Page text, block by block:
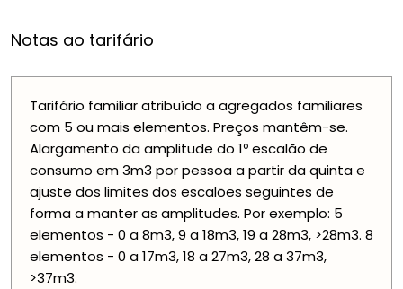
Notas ao tarifário
Tarifário familiar atribuído a agregados familiares
com 5 ou mais elementos. Preços mantêm-se.
Alargamento da amplitude do 1º escalão de
consumo em 3m3 por pessoa a partir da quinta e
ajuste dos limites dos escalões seguintes de
forma a manter as amplitudes. Por exemplo: 5
elementos - 0 a 8m3, 9 a 18m3, 19 a 28m3, >28m3. 8
elementos - 0 a 17m3, 18 a 27m3, 28 a 37m3,
>37m3.